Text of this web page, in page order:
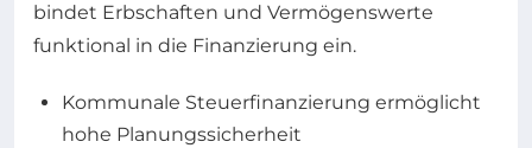
bindet Erbschaften und Vermögenswerte
funktional in die Finanzierung ein.
Kommunale Steuerfinanzierung ermöglicht
hohe Planungssicherheit